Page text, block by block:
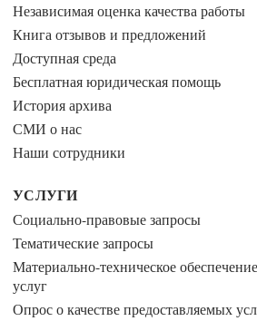
Независимая оценка качества работы
Книга отзывов и предложений
Доступная среда
Бесплатная юридическая помощь
История архива
СМИ о нас
Наши сотрудники
УСЛУГИ
Социально-правовые запросы
Тематические запросы
Материально-техническое
услуг
Опрос о качестве предоставляемых